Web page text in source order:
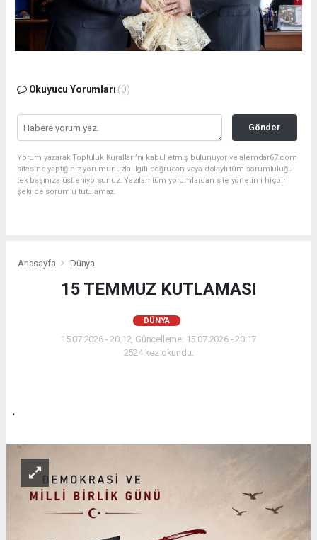
Okuyucu Yorumları (0)
Gönder
Yorum yazarak Topluluk Kuralları’nı kabul etmiş bulunuyor ve alemdar67.com
sitesine yaptığınız yorumunuzla ilgili doğrudan veya dolaylı tüm sorumluluğu
tek başınıza üstleniyorsunuz. Yazılan tüm yorumlardan site yönetimi hiçbir
şekilde sorumlu tutulamaz.
Anasayfa Dünya
15 TEMMUZ KUTLAMASI
DÜNYA
15.07.2026 - 20:12, Güncelleme: 15.07.2026 - 20:17
2524 kez okundu.
.